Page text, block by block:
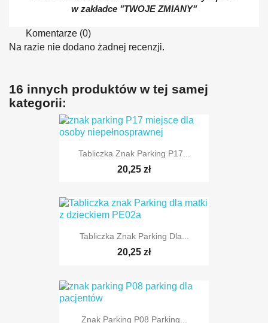
w zakładce "TWOJE ZMIANY"
Komentarze (0)
Na razie nie dodano żadnej recenzji.
16 innych produktów w tej samej
kategorii:
Tabliczka Znak Parking P17...
20,25 zł
TYLKO ONLINE
Tabliczka Znak Parking Dla...
20,25 zł
Znak Parking P08 Parking...